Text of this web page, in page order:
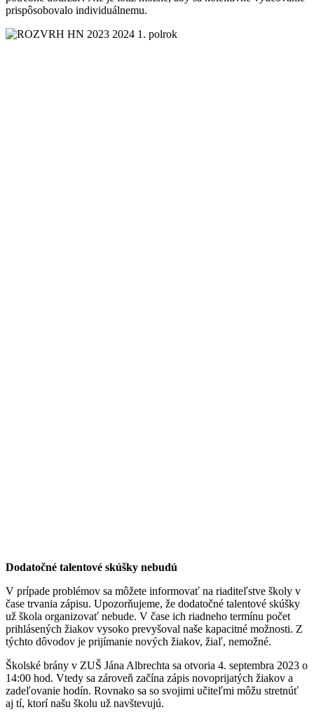
prispôsobovalo individuálnemu.
Dodatočné talentové skúšky nebudú
V prípade problémov sa môžete informovať na riaditeľstve školy v
čase trvania zápisu. Upozorňujeme, že dodatočné talentové skúšky
už škola organizovať nebude. V čase ich riadneho termínu počet
prihlásených žiakov vysoko prevyšoval naše kapacitné možnosti. Z
týchto dôvodov je prijímanie nových žiakov, žiaľ, nemožné.
Školské brány v ZUŠ Jána Albrechta sa otvoria 4. septembra 2023 o
14:00 hod. Vtedy sa zároveň začína zápis novoprijatých žiakov a
zadeľovanie hodín. Rovnako sa so svojimi učiteľmi môžu stretnúť
aj tí, ktorí našu školu už navštevujú.